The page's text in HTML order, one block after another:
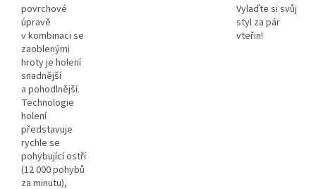
povrchové
úpravě
v kombinaci se
zaoblenými
hroty je holení
snadnější
a pohodlnější.
Technologie
holení
představuje
rychle se
pohybující ostří
(12 000 pohybů
za minutu),
Vylaďte si svůj
styl za pár
vteřin!